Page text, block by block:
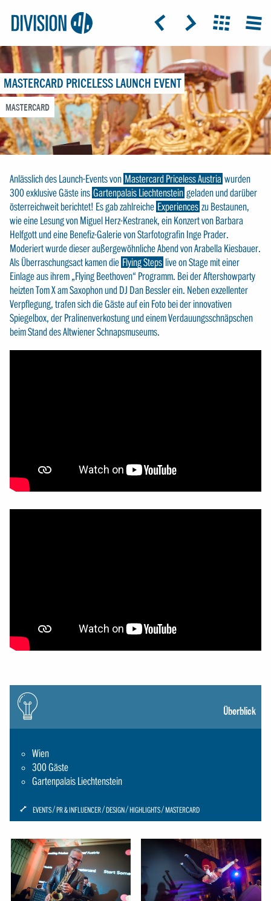
Logo:
Division4
ICON: ARROW-LEFT
ICON: ARROW-RIGHT
ICON:
MASTERCARD PRICELESS LAUNCH EVENT
MASTERCARD
Anlässlich des Launch-Events von Mastercard Priceless Austria wurden
300 exklusive Gäste ins Gartenpalais Liechtenstein geladen und darüber
österreichweit berichtet! Es gab zahlreiche Experiences zu Bestaunen,
wie eine Lesung von Miguel Herz-Kestranek, ein Konzert von Barbara
Helfgott und eine Benefiz-Galerie von Starfotografin Inge Prader.
Moderiert wurde dieser außergewöhnliche Abend von Arabella Kiesbauer.
Als Überraschungsact kamen die Flying Steps live on Stage mit einer
Einlage aus ihrem „Flying Beethoven“ Programm. Bei der Aftershowparty
heizten Tom X am Saxophon und DJ Dan Bessler ein. Neben exzellenter
Verpflegung, trafen sich die Gäste auf ein Foto bei der innovativen
Spiegelbox, der Pralinenverkostung und einem Verdauungsschnäpschen
beim Stand des Altwiener Schnapsmuseums.
Icon:
gluehbirne
Überblick
Wien
300 Gäste
Gartenpalais Liechtenstein
ICON:
SCHRAUBENSCHLUESSEL-
EVENTS PR & INFLUENCER DESIGN HIGHLIGHTS MASTERCARD